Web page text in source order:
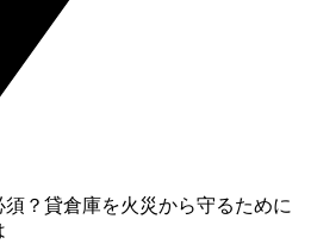
？貸倉庫を火災から守るために